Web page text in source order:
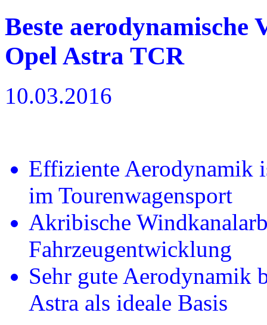
Beste aerodynamische
Opel Astra TCR
10.03.2016
Effiziente Aerodynamik
im Tourenwagensport
Akribische
Fahrzeugentwicklung
Sehr gute Aerodynamik
Astra als ideale Basis